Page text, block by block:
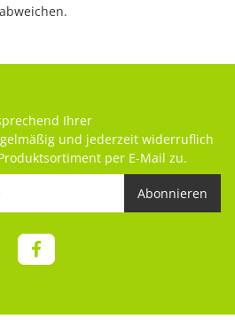
Ihrer
und jederzeit widerruflich
per E-Mail zu.
Abonnieren